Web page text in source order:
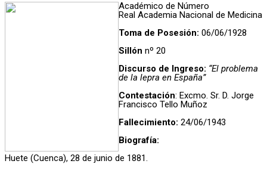
Académico de Número
Real Academia Nacional de Medicina
Toma de Posesión: 06/06/1928
Sillón nº 20
Discurso de Ingreso: “El problema
de la lepra en España”
Contestación: Excmo. Sr. D. Jorge
Francisco Tello Muñoz
Fallecimiento: 24/06/1943
Biografía:
Huete (Cuenca), 28 de junio de 1881.